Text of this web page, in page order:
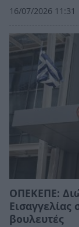
16/07/2026 11:31
ΟΠΕΚΕΠΕ:
Εισαγγελίας
βουλευτές